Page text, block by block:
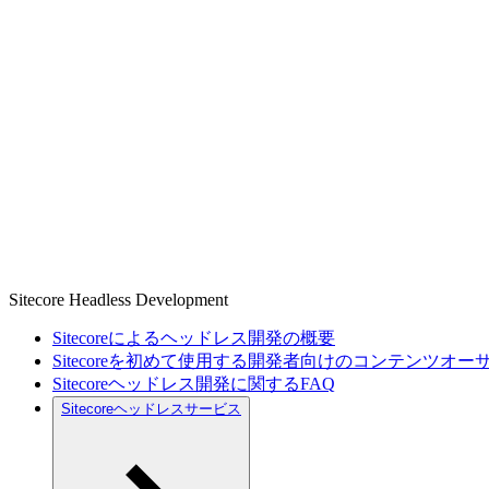
Sitecore Headless Development
Sitecoreによるヘッドレス開発の概要
Sitecoreを初めて使用する開発者向けのコンテンツオー
Sitecoreヘッドレス開発に関するFAQ
Sitecoreヘッドレスサービス